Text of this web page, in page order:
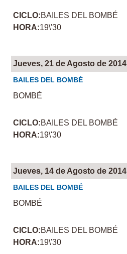
CICLO:BAILES DEL BOMBÉ
HORA:19\'30
Jueves, 21 de Agosto de 2014
BAILES DEL BOMBÉ
BOMBÉ
CICLO:BAILES DEL BOMBÉ
HORA:19\'30
Jueves, 14 de Agosto de 2014
BAILES DEL BOMBÉ
BOMBÉ
CICLO:BAILES DEL BOMBÉ
HORA:19\'30